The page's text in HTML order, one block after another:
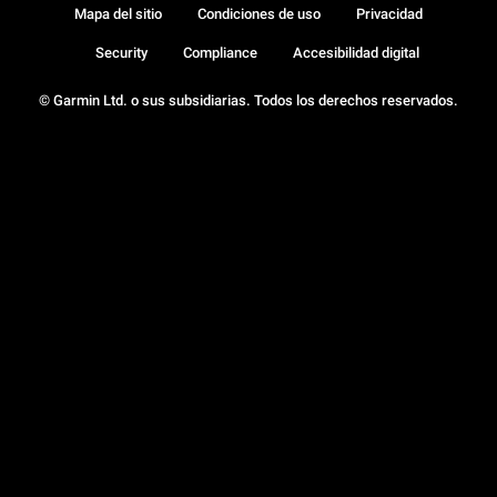
© Garmin Ltd. o sus subsidiarias. Todos los derechos reservados.
Mapa del sitio Condiciones de uso Privacidad
Security Compliance Accesibilidad digital